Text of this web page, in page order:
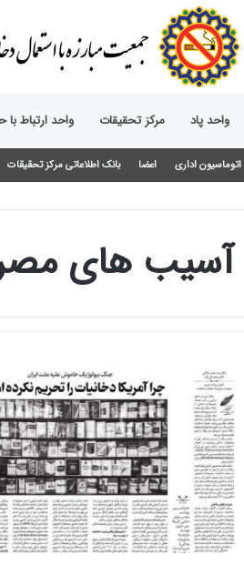
واحد پاد مرکز تحقیقات واحد ارتباط با
اتوماسیون اداری اعضا بانک اطلاعاتی مرکز تحقیقات
آسیب های